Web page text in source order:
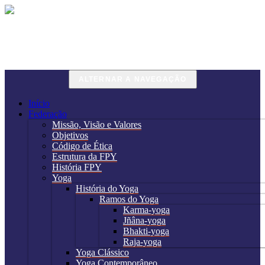
Skip to content
Início
Federação
Missão, Visão e Valores
Objetivos
Código de Ética
Estrutura da FPY
História FPY
Yoga
História do Yoga
Ramos do Yoga
Karma-yoga
Jñâna-yoga
Bhakti-yoga
Raja-yoga
Yoga Clássico
Yoga Contemporâneo